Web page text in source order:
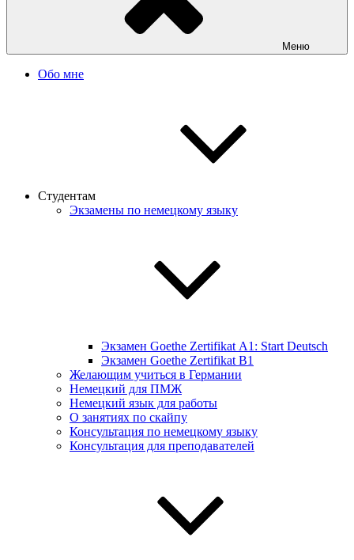
Меню
Обо мне
Студентам
Экзамены по немецкому языку
Экзамен Goethe Zertifikat А1: Start Deutsch
Экзамен Goethe Zertifikat B1
Желающим учиться в Германии
Немецкий для ПМЖ
Немецкий язык для работы
О занятиях по скайпу
Консультация по немецкому языку
Консультация для преподавателей